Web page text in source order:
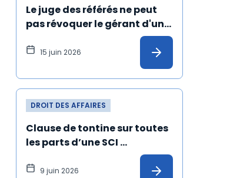
Le juge des référés ne peut
pas révoquer le gérant d'une
15 juin 2026
DROIT DES AFFAIRES
Clause de tontine sur toutes
les parts d’une SCI
constituée entre concubins :
nullité de la société
9 juin 2026